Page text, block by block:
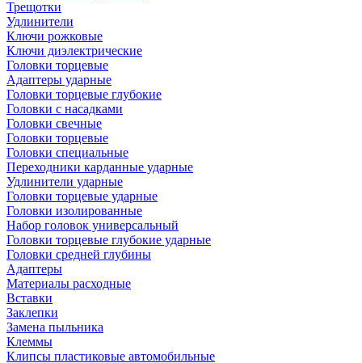
Трещотки
Удлинители
Ключи рожковые
Ключи диэлектрические
Головки торцевые
Адаптеры ударные
Головки торцевые глубокие
Головки с насадками
Головки свечные
Головки торцевые
Головки специальные
Переходники карданные ударные
Удлинители ударные
Головки торцевые ударные
Головки изолированные
Набор головок универсальный
Головки торцевые глубокие ударные
Головки средней глубины
Адаптеры
Материалы расходные
Вставки
Заклепки
Замена пыльника
Клеммы
Клипсы пластиковые автомобильные